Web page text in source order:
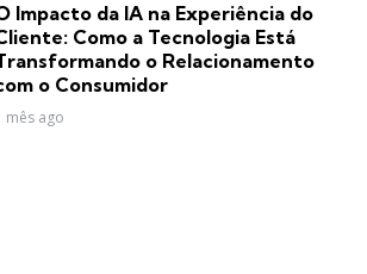
Impacto da IA na Experiência do
Como a Tecnologia Está
o Relacionamento
o Consumidor
mês ago